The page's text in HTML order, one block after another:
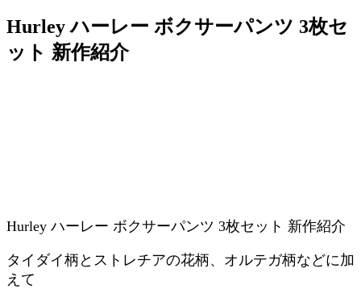
Hurley ハーレー ボクサーパンツ 3枚セ
ット 新作紹介
Hurley ハーレー ボクサーパンツ 3枚セット 新作紹介
タイダイ柄とストレチアの花柄、オルテガ柄などに加
えて